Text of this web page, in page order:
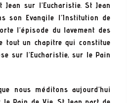
Jean sur l’Eucharistie. St Jean
son Evangile l’Institution de
l’épisode du lavement des
tout un chapitre qui constitue
sur l’Eucharistie, sur le Pain
nous méditons aujourd’hui